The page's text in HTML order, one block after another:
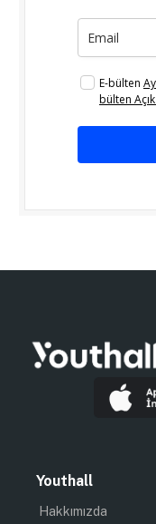
E-bülten
bülten
Youthall
Hakkımızda